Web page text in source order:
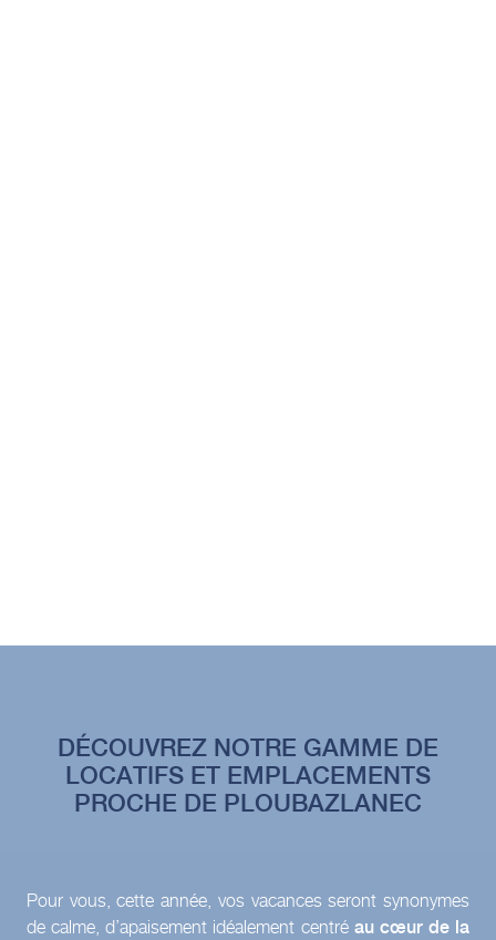
DÉCOUVREZ NOTRE GAMME DE
LOCATIFS ET EMPLACEMENTS
PROCHE DE PLOUBAZLANEC
Pour vous, cette année, vos vacances seront synonymes
de calme, d’apaisement idéalement centré au cœur de la